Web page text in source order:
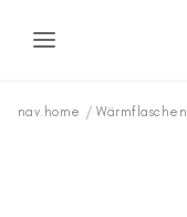
nav.home / Wärmflaschen